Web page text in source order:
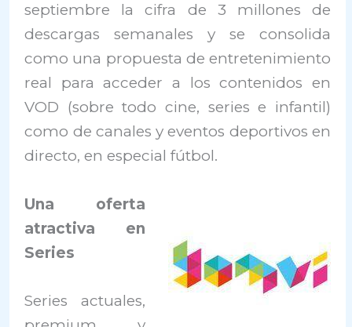
septiembre la cifra de 3 millones de
descargas semanales y se consolida
como una propuesta de entretenimiento
real para acceder a los contenidos en
VOD (sobre todo cine, series e infantil)
como de canales y eventos deportivos en
directo, en especial fútbol.
Una oferta
atractiva en
Series
Series actuales,